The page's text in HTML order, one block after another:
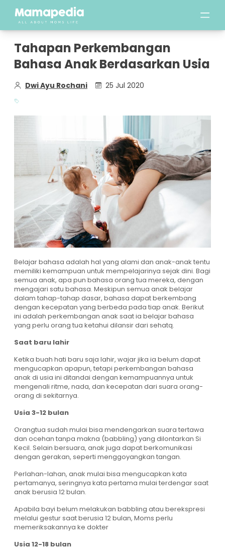
Tahapan Perkembangan
Bahasa Anak Berdasarkan Usia
Dwi Ayu Rochani 25 Jul 2020
Belajar bahasa adalah hal yang alami dan anak-anak tentu
memiliki kemampuan untuk mempelajarinya sejak dini. Bagi
semua anak, apa pun bahasa orang tua mereka, dengan
mengajari satu bahasa. Meskipun semua anak belajar
dalam tahap-tahap dasar, bahasa dapat berkembang
dengan kecepatan yang berbeda pada tiap anak. Berikut
ini adalah perkembangan anak saat ia belajar bahasa
yang perlu orang tua ketahui dilansir dari sehatq.
Saat baru lahir
Ketika buah hati baru saja lahir, wajar jika ia belum dapat
mengucapkan apapun, tetapi perkembangan bahasa
anak di usia ini ditandai dengan kemampuannya untuk
mengenali ritme, nada, dan kecepatan dari suara orang-
orang di sekitarnya.
Usia 3-12 bulan
Orangtua sudah mulai bisa mendengarkan suara tertawa
dan ocehan tanpa makna (babbling) yang dilontarkan Si
Kecil. Selain bersuara, anak juga dapat berkomunikasi
dengan gerakan, seperti menggoyangkan tangan.
Perlahan-lahan, anak mulai bisa mengucapkan kata
pertamanya, seringnya kata pertama mulai terdengar saat
anak berusia 12 bulan.
Apabila bayi belum melakukan babbling atau berekspresi
melalui gestur saat berusia 12 bulan, Moms perlu
memeriksakannya ke dokter
Usia 12-18 bulan